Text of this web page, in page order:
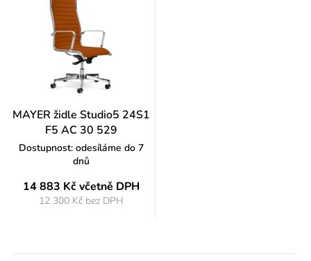
MAYER židle Studio5 24S1
F5 AC 30 529
Dostupnost: odesíláme do 7
dnů
14 883 Kčvčetně DPH
12 300 Kč bez DPH